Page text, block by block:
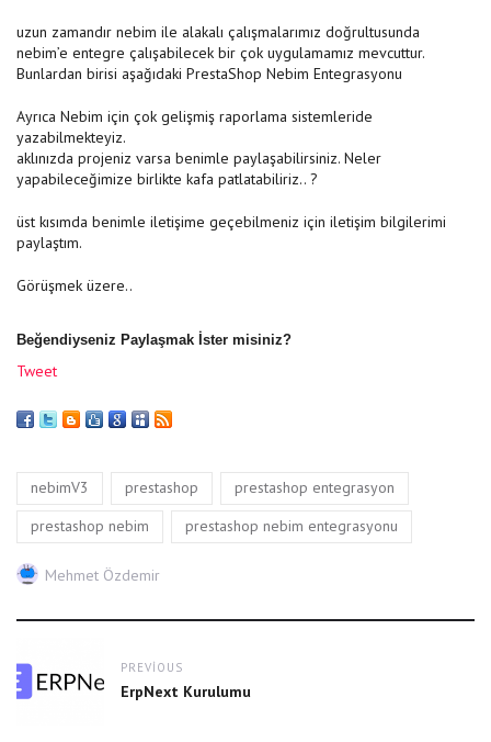
uzun zamandır nebim ile alakalı çalışmalarımız doğrultusunda
nebim’e entegre çalışabilecek bir çok uygulamamız mevcuttur.
Bunlardan birisi aşağıdaki PrestaShop Nebim Entegrasyonu
Ayrıca Nebim için çok gelişmiş raporlama sistemleride
yazabilmekteyiz.
aklınızda projeniz varsa benimle paylaşabilirsiniz. Neler
yapabileceğimize birlikte kafa patlatabiliriz.. ?
üst kısımda benimle iletişime geçebilmeniz için iletişim bilgilerimi
paylaştım.
Görüşmek üzere..
Beğendiyseniz Paylaşmak İster misiniz?
Tweet
Tags
nebimV3 prestashop prestashop entegrasyon
prestashop nebim prestashop nebim entegrasyonu
Author
Mehmet Özdemir
navigation
PREVIOUS
Previous
ErpNext Kurulumu